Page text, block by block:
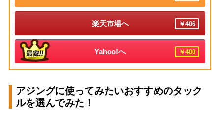
楽天市場へ ￥406
Yahoo!へ ￥400
アジングに使ってみたいおすすめのタック
ルを選んでみた！